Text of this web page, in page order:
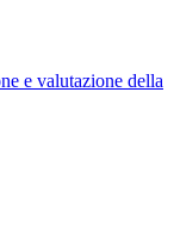
e valutazione della